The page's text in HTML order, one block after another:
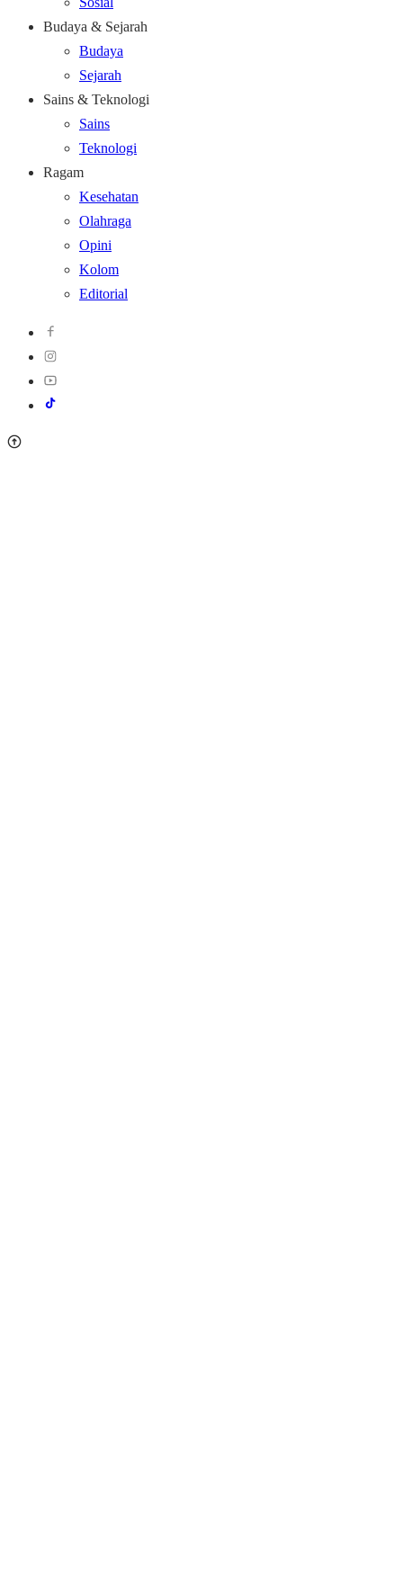
Budaya & Sejarah
Budaya
Sejarah
Sains & Teknologi
Sains
Teknologi
Ragam
Kesehatan
Olahraga
Opini
Kolom
Editorial